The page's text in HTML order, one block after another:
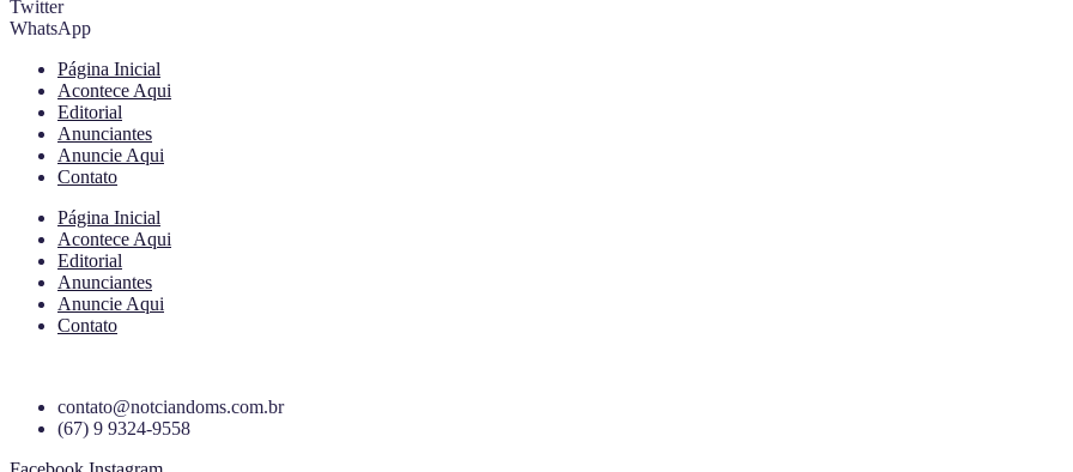
Twitter
WhatsApp
Página Inicial
Acontece Aqui
Editorial
Anunciantes
Anuncie Aqui
Contato
Página Inicial
Acontece Aqui
Editorial
Anunciantes
Anuncie Aqui
Contato
contato@notciandoms.com.br
(67) 9 9324-9558